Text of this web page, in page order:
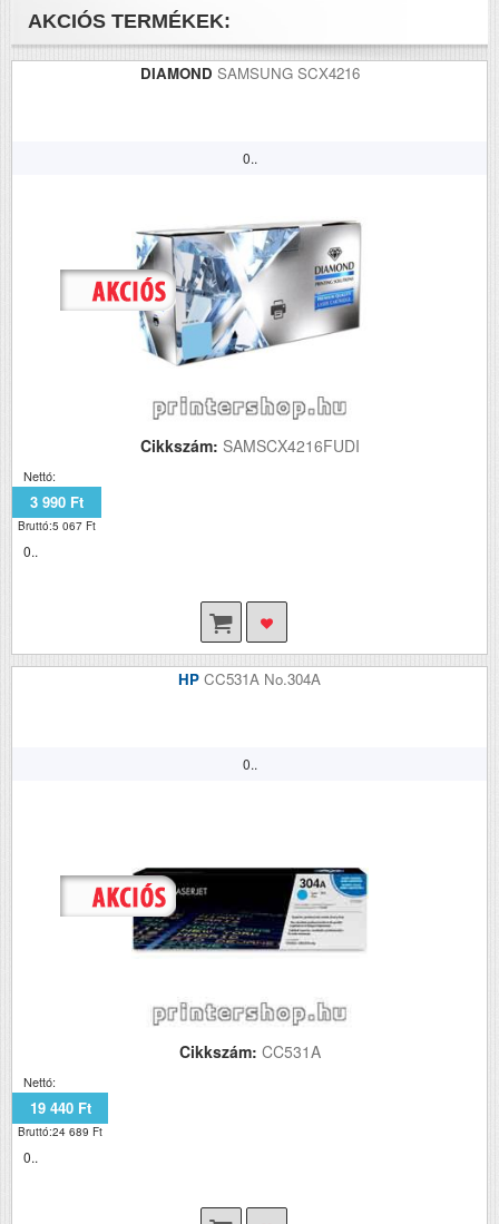
AKCIÓS TERMÉKEK:
DIAMOND SAMSUNG SCX4216
0..
Cikkszám: SAMSCX4216FUDI
Nettó:
3 990 Ft
Bruttó:5 067 Ft
0..
HP CC531A No.304A
0..
Cikkszám: CC531A
Nettó:
19 440 Ft
Bruttó:24 689 Ft
0..